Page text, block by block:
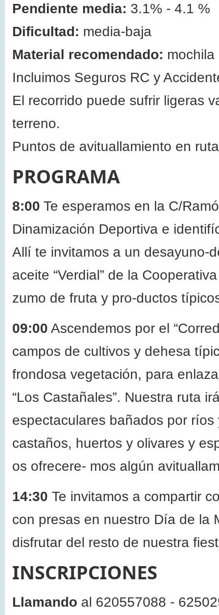
Pendiente media: 3.1% - 4.1 %
Dificultad: media-baja
Material recomendado:
Incluimos Seguros RC y
El recorrido puede sufrir ligeras
terreno.
Puntos de avituallamiento en ruta
PROGRAMA
8:00 Te esperamos en la C/
Dinamización Deportiva e
Allí te invitamos a un desayuno-
aceite “Verdial” de la
zumo de fruta y pro-ductos
09:00 Ascendemos por el
campos de cultivos y dehesa
frondosa vegetación, para
“Los Castañales”. Nuestra ruta
espectaculares bañados por
castaños, huertos y olivares y
os ofrecere- mos algún
14:30 Te invitamos a compartir
con presas en nuestro Día de la
disfrutar del resto de nuestra
INSCRIPCIONES
Llamando al 620557088 -